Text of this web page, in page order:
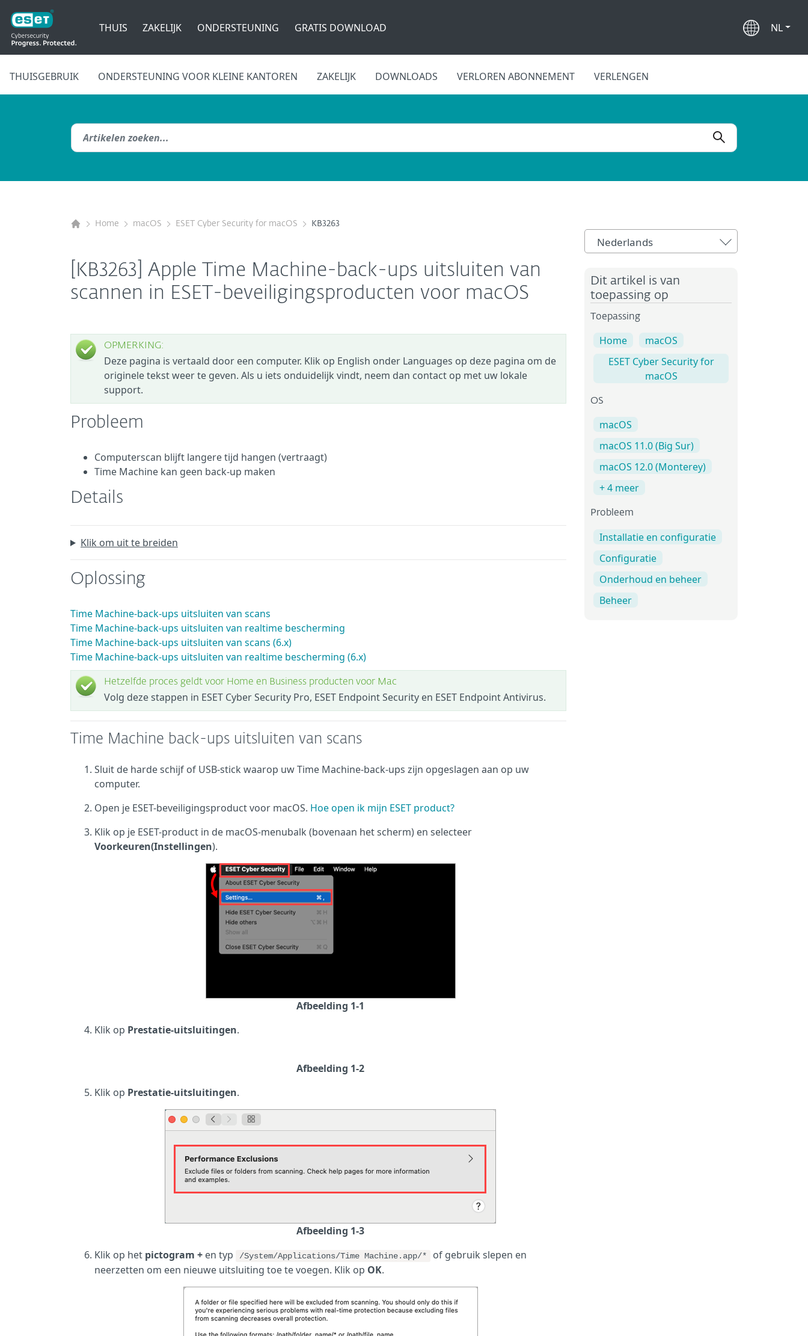
THUIS ZAKELIJK ONDERSTEUNING GRATIS DOWNLOAD NL
THUISGEBRUIK ONDERSTEUNING VOOR KLEINE KANTOREN ZAKELIJK DOWNLOADS VERLOREN ABONNEMENT VERLENGEN
Home macOS ESET Cyber Security for macOS KB3263
[KB3263] Apple Time Machine-back-ups uitsluiten van
scannen in ESET-beveiligingsproducten voor macOS
OPMERKING:
Deze pagina is vertaald door een computer. Klik op English onder Languages op deze pagina om de
originele tekst weer te geven. Als u iets onduidelijk vindt, neem dan contact op met uw lokale
support.
Probleem
Computerscan blijft langere tijd hangen (vertraagt)
Time Machine kan geen back-up maken
Details
Klik om uit te breiden
Oplossing
Time Machine-back-ups uitsluiten van scans
Time Machine-back-ups uitsluiten van realtime bescherming
Time Machine-back-ups uitsluiten van scans (6.x)
Time Machine-back-ups uitsluiten van realtime bescherming (6.x)
Hetzelfde proces geldt voor Home en Business producten voor Mac
Volg deze stappen in ESET Cyber Security Pro, ESET Endpoint Security en ESET Endpoint Antivirus.
Time Machine back-ups uitsluiten van scans
Sluit de harde schijf of USB-stick waarop uw Time Machine-back-ups zijn opgeslagen aan op uw
computer.
Open je ESET-beveiligingsproduct voor macOS. Hoe open ik mijn ESET product?
Klik op je ESET-product in de macOS-menubalk (bovenaan het scherm) en selecteer
Voorkeuren(Instellingen).
Afbeelding 1-1
Klik op Prestatie-uitsluitingen.
Afbeelding 1-2
Klik op Prestatie-uitsluitingen.
Afbeelding 1-3
Klik op het pictogram + en typ /System/Applications/Time Machine.app/*
of gebruik slepen en
neerzetten om een nieuwe uitsluiting toe te voegen. Klik op OK.
Nederlands
Dit artikel is van
toepassing op
Toepassing
Home
macOS
ESET Cyber Security for
macOS
OS
macOS
macOS 11.0 (Big Sur)
macOS 12.0 (Monterey)
+ 4 meer
Probleem
Installatie en configuratie
Configuratie
Onderhoud en beheer
Beheer